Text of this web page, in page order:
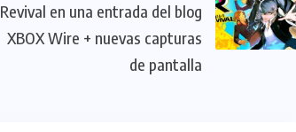
Revival en una entrada del blog
XBOX Wire + nuevas capturas
de pantalla